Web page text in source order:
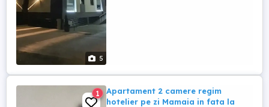
5
1
Apartament 2 camere regim
hotelier pe zi Mamaia in fata la